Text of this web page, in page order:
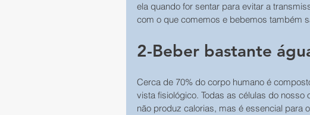
ela quando for sentar para evitar a
com o que comemos e bebemos também
2-Beber bastante
Cerca de 70% do corpo humano é
vista fisiológico. Todas as células do
não produz calorias, mas é essencial para